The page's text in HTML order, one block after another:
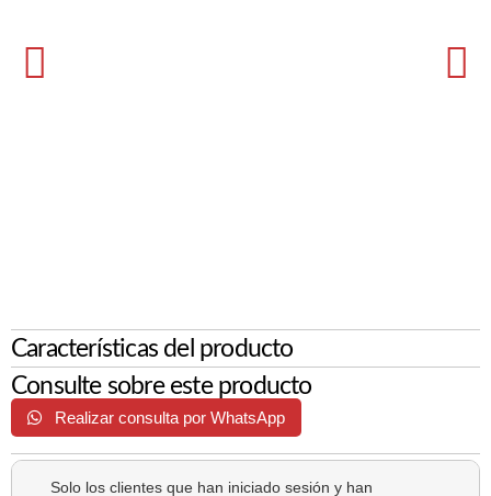
Características del producto
Consulte sobre este producto
Realizar consulta por WhatsApp
Solo los clientes que han iniciado sesión y han